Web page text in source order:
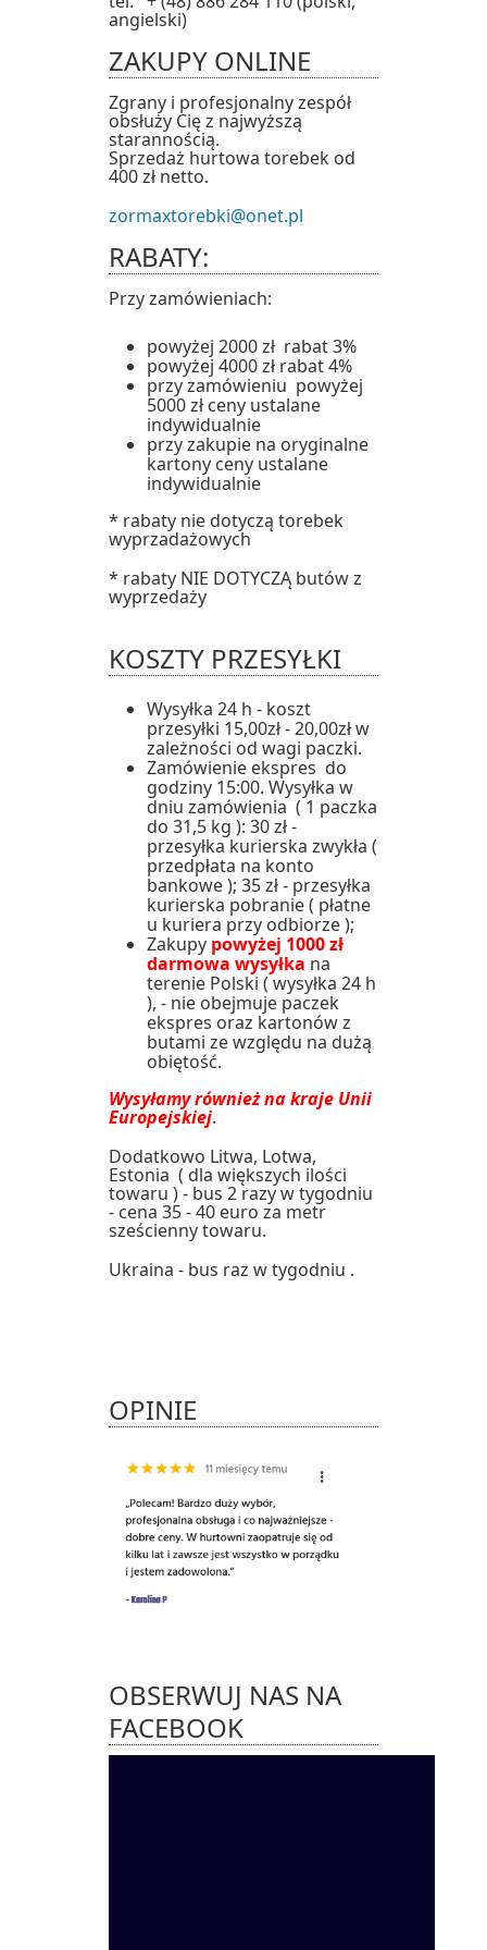
angielski)
ZAKUPY ONLINE
Zgrany i profesjonalny zespół
obsłuży Cię z najwyższą
starannością.
Sprzedaż hurtowa torebek od
400 zł netto.
zormaxtorebki@onet.pl
RABATY:
Przy zamówieniach:
powyżej 2000 zł rabat 3%
powyżej 4000 zł rabat 4%
przy zamówieniu powyżej
5000 zł ceny ustalane
indywidualnie
przy zakupie na oryginalne
kartony ceny ustalane
indywidualnie
* rabaty nie dotyczą torebek
wyprzadażowych
* rabaty NIE DOTYCZĄ butów z
wyprzedaży
KOSZTY PRZESYŁKI
Wysyłka 24 h - koszt
przesyłki 15,00zł - 20,00zł w
zależności od wagi paczki.
Zamówienie ekspres do
godziny 15:00. Wysyłka w
dniu zamówienia ( 1 paczka
do 31,5 kg ): 30 zł -
przesyłka kurierska zwykła (
przedpłata na konto
bankowe ); 35 zł - przesyłka
kurierska pobranie ( płatne
u kuriera przy odbiorze );
Zakupy powyżej 1000 zł
darmowa wysyłka na
terenie Polski ( wysyłka 24 h
), - nie obejmuje paczek
ekspres oraz kartonów z
butami ze względu na dużą
obiętość.
Wysyłamy również na kraje Unii
Europejskiej.
Dodatkowo Litwa, Lotwa,
Estonia ( dla większych ilości
towaru ) - bus 2 razy w tygodniu
- cena 35 - 40 euro za metr
sześcienny towaru.
Ukraina - bus raz w tygodniu .
OPINIE
OBSERWUJ NAS NA
FACEBOOK